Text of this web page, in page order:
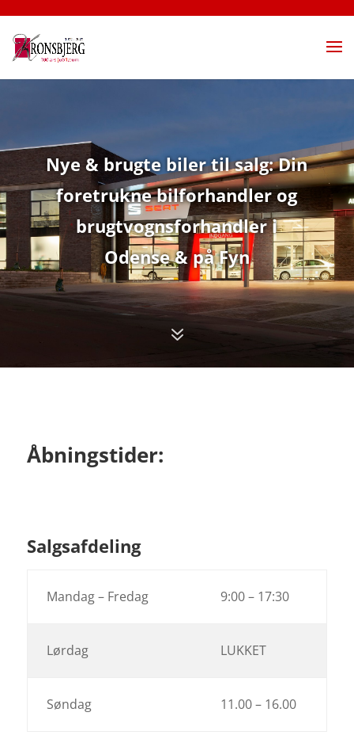
Nye & brugte biler til salg:Din
foretrukne bilforhandler og
brugtvognsforhandler i
Odense & på Fyn
7
Åbningstider:
Salgsafdeling
Mandag – Fredag 9:00 – 17:30
Lørdag LUKKET
Søndag 11.00 – 16.00